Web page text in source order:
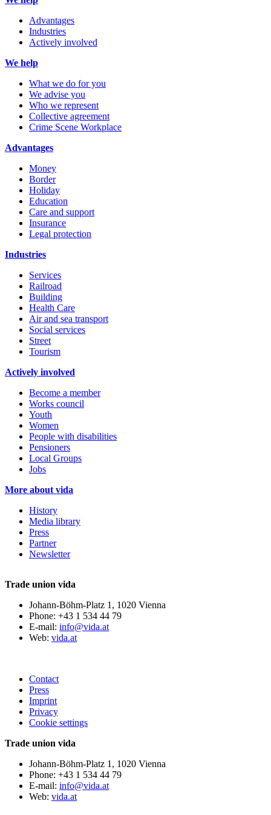
Advantages
Industries
Actively involved
We help
What we do for you
We advise you
Who we represent
Collective agreement
Crime Scene Workplace
Advantages
Money
Border
Holiday
Education
Care and support
Insurance
Legal protection
Industries
Services
Railroad
Building
Health Care
Air and sea transport
Social services
Street
Tourism
Actively involved
Become a member
Works council
Youth
Women
People with disabilities
Pensioners
Local Groups
Jobs
More about vida
History
Media library
Press
Partner
Newsletter
Trade union vida
Johann-Böhm-Platz 1, 1020 Vienna
Phone: +43 1 534 44 79
E-mail: info@vida.at
Web: vida.at
Contact
Press
Imprint
Privacy
Cookie settings
Trade union vida
Johann-Böhm-Platz 1, 1020 Vienna
Phone: +43 1 534 44 79
E-mail: info@vida.at
Web: vida.at